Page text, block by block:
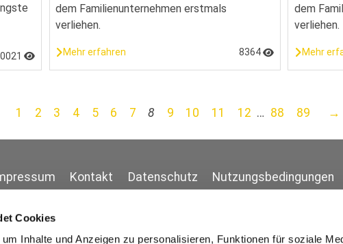
Cookies
Inhalte und Anzeigen zu personalisieren, Funktionen für soziale
dem Familienunternehmen erstmals
verliehen.
Mehr erfahren 8364
dem
verliehen.
Mehr
1 2 3 4 5 6 7 8 9 10 11 12 … 88 89 →
Kontakt Datenschutz Nutzungsbedingungen